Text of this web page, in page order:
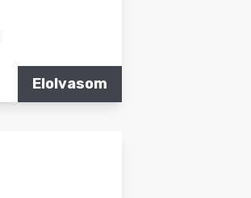
Elolvasom